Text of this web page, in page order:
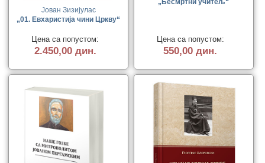
Јован Зизијулас
„01. Евхаристија чини Цркву“
Цена са попустом:
2.450,00 дин.
„Бесмртни учитељ“
Цена са попустом:
550,00 дин.